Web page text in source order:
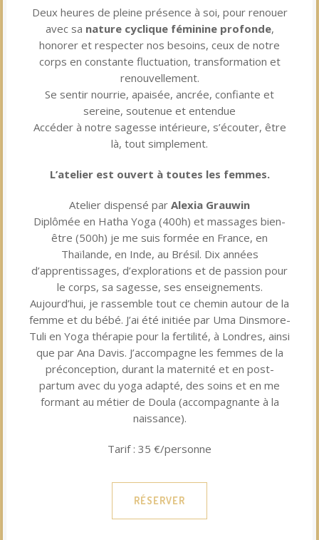
Deux heures de pleine présence à soi, pour renouer
avec sa nature cyclique féminine profonde,
honorer et respecter nos besoins, ceux de notre
corps en constante fluctuation, transformation et
renouvellement.
Se sentir nourrie, apaisée, ancrée, confiante et
sereine, soutenue et entendue
Accéder à notre sagesse intérieure, s’écouter, être
là, tout simplement.
L’atelier est ouvert à toutes les femmes.
Atelier dispensé par Alexia Grauwin
Diplômée en Hatha Yoga (400h) et massages bien-
être (500h) je me suis formée en France, en
Thaïlande, en Inde, au Brésil. Dix années
d’apprentissages, d’explorations et de passion pour
le corps, sa sagesse, ses enseignements.
Aujourd’hui, je rassemble tout ce chemin autour de la
femme et du bébé. J’ai été initiée par Uma Dinsmore-
Tuli en Yoga thérapie pour la fertilité, à Londres, ainsi
que par Ana Davis. J’accompagne les femmes de la
préconception, durant la maternité et en post-
partum avec du yoga adapté, des soins et en me
formant au métier de Doula (accompagnante à la
naissance).
Tarif : 35 €/personne
RÉSERVER